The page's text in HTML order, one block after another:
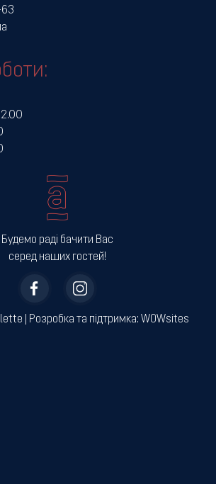
Будемо раді бачити Вас
серед наших гостей!
| ­Розробка та підтримка: WOWsites